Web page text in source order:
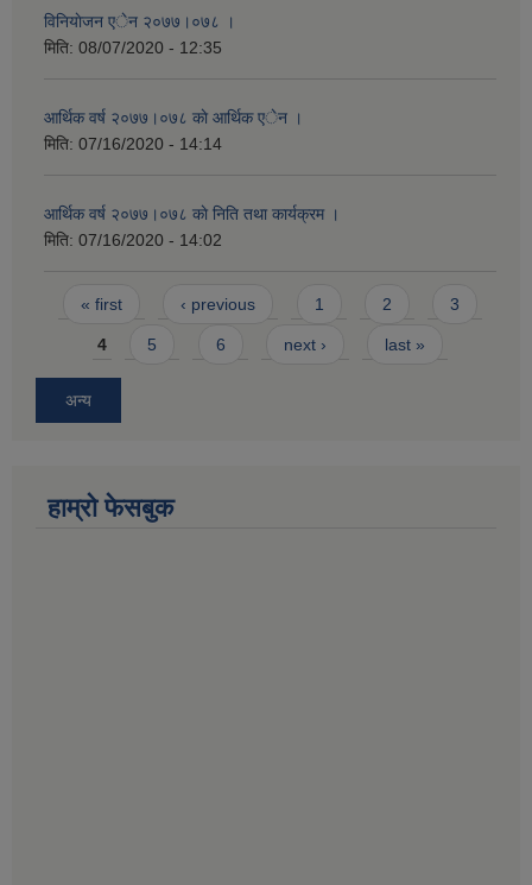
विनियाेजन एेन २०७७।०७८ ।
मिति: 08/07/2020 - 12:35
आर्थिक वर्ष २०७७।०७८ काे आर्थिक एेन ।
मिति: 07/16/2020 - 14:14
आर्थिक वर्ष २०७७।०७८ काे निति तथा कार्यक्रम ।
मिति: 07/16/2020 - 14:02
Pages
« first ‹ previous 1 2 3
4 5 6 next › last »
अन्य
हाम्राे फेसबुक